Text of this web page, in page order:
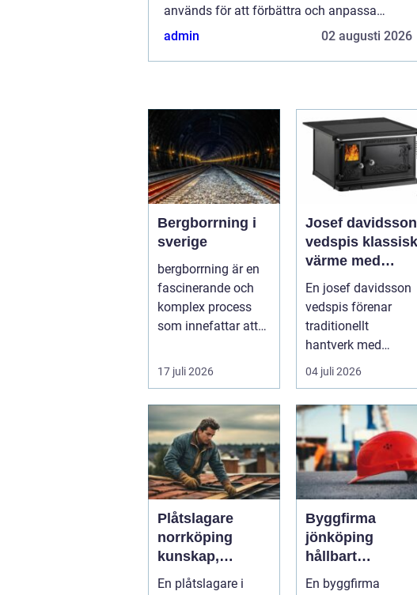
används för att förbättra och anpassa
innehållet på vår sida och för att ge dig så
admin 02 augusti 2026
Bergborrning i
sverige
bergborrning är en
fascinerande och
komplex process
som innefattar att
och minerale...
17 juli 2026
Josef davidsson
vedspis klassisk
värme med
modern funktion
En josef davidsson
vedspis förenar
traditionellt
hantverk med
dagens krav på
effektiv, trygg och
mil...
04 juli 2026
Plåtslagare
norrköping
kunskap,
trygghet och
En plåtslagare i
Byggfirma
jönköping
hållbart
byggande med
En byggfirma